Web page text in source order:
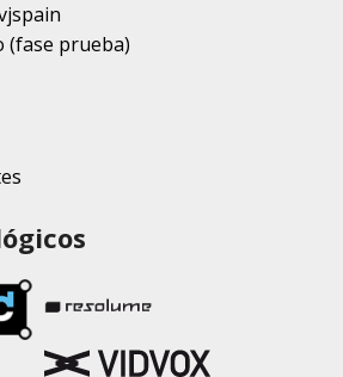
(fase prueba)